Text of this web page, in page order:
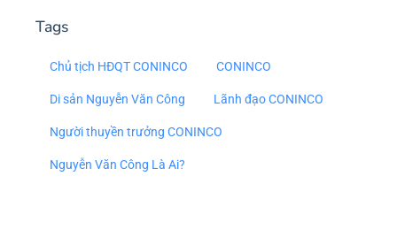
Tags
Chủ tịch HĐQT CONINCO CONINCO
Di sản Nguyễn Văn Công Lãnh đạo CONINCO
Người thuyền trưởng CONINCO
Nguyễn Văn Công Là Ai?